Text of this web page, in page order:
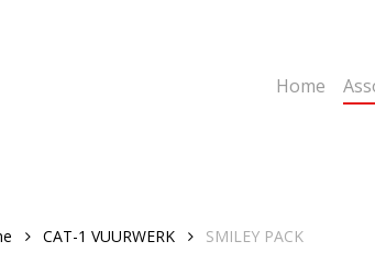
Home
CAT-1 VUURWERK SMILEY PACK